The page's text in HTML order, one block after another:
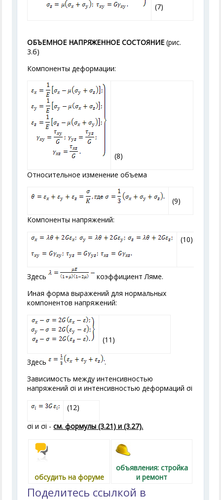
(7)
ОБЪЕМНОЕ НАПРЯЖЕННОЕ СОСТОЯНИЕ (рис.
3.б)
Компоненты деформации:
(8)
Относительное изменение объема
(9)
Компоненты напряжений:
(10)
Здесь
коэффициент Ляме.
Иная форма выражений для нормальных
компонентов напряжений:
(11)
Здесь
.
Зависимость между интенсивностью
напряжений σi и интенсивностью деформаций σi
(12)
σi и σi -см. формулы (3.21) и (3.27).
обсудить на форуме
объявления: стройка
и ремонт
Поделитесь ссылкой в